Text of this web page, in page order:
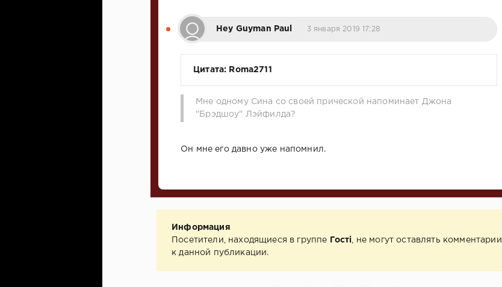
Hey Guyman Paul 3 января 2019 17:28
Цитата: Roma2711
Мне одному Сина со своей прической напоминает Джона
"Брэдшоу" Лэйфилда?
Он мне его давно уже напомнил.
Информация
Посетители, находящиеся в группе
Гості , не могут оставлять комментарии
к данной публикации.